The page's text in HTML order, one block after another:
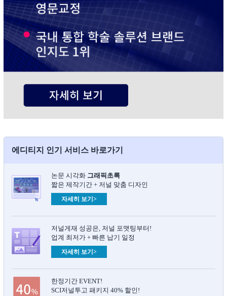
에디티지 인기 서비스 바로가기
논문 시각화 그래픽초록​
짧은 제작기간 + 저널 맞춤 디자인
자세히 보기>
저널게재 성공은, 저널 포맷팅부터!
업계 최저가 + 빠른 납기 일정
자세히 보기>
한정기간 EVENT!
SCI저널투고 패키지 40% 할인!